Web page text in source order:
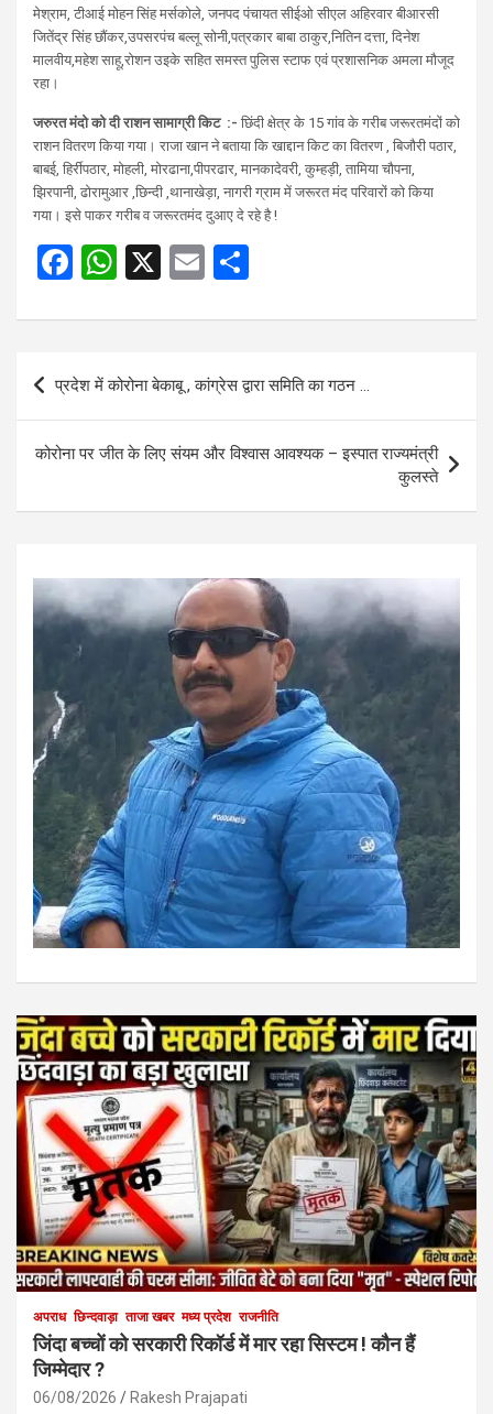
मेश्राम, टीआई मोहन सिंह मर्सकोले, जनपद पंचायत सीईओ सीएल अहिरवार बीआरसी
जितेंद्र सिंह छौंकर,उपसरपंच बल्लू सोनी,पत्रकार बाबा ठाकुर,नितिन दत्ता, दिनेश
मालवीय,महेश साहू,रोशन उइके सहित समस्त पुलिस स्टाफ एवं प्रशासनिक अमला मौजूद
रहा।
जरुरत मंदो को दी राशन सामाग्री किट :- छिंदी क्षेत्र के 15 गांव के गरीब जरूरतमंदों को
राशन वितरण किया गया। राजा खान ने बताया कि खाद्दान किट का वितरण , बिजौरी पठार,
बाबई, हिर्रीपठार, मोहली, मोरढाना,पीपरढार, मानकादेवरी, कुम्हड़ी, तामिया चौपना,
झिरपानी, ढोरामुआर ,छिन्दी ,थानाखेड़ा, नागरी ग्राम में जरूरत मंद परिवारों को किया
गया। इसे पाकर गरीब व जरूरतमंद दुआए दे रहे है !
F
ce
b
o
o
k
W
at
s
A
p
p
X
E
ail ar
Post
navigation
प्रदेश में कोरोना बेकाबू , कांग्रेस द्वारा समिति का गठन …
कोरोना पर जीत के लिए संयम और विश्वास आवश्यक – इस्पात राज्यमंत्री
कुलस्ते
अपराध छिन्दवाड़ा ताजा खबर मध्य प्रदेश राजनीति
जिंदा बच्चों को सरकारी रिकॉर्ड में मार रहा सिस्टम ! कौन हैं
जिम्मेदार ?
06/08/2026 Rakesh Prajapati